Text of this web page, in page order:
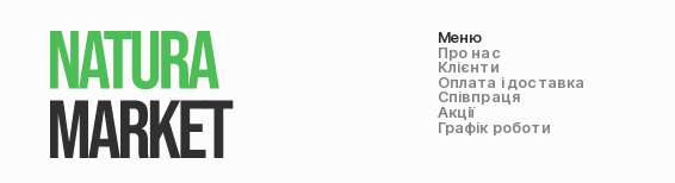
Меню
Про нас
Клієнти
Оплата і доставка
Співпраця
Акції
Графік роботи